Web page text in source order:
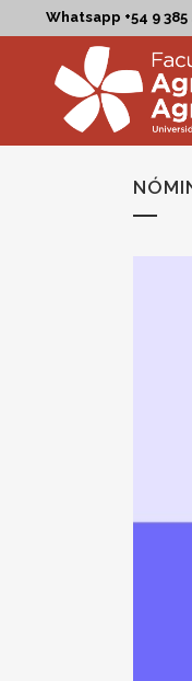
Whatsapp +54 9 385